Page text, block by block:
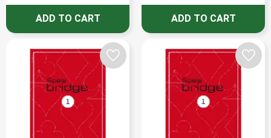
Add to favorites Add